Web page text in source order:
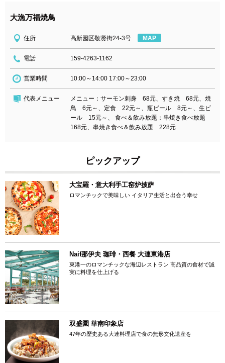
大漁万福焼鳥
住所 高新园区敬贤街24-3号 MAP
電話 159-4263-1162
営業時間 10:00～14:00 17:00～23:00
代表メニュー
メニュー：サーモン刺身 68元、すき焼 68元、焼
鳥 6元～、定食 22元～、瓶ビール 8元～、生ビ
ール 15元～、 食べ＆飲み放題：串焼き食べ放題
168元、串焼き食べ＆飲み放題 228元
ピックアップ
大宝羅・意大利手工窑炉披萨
ロマンチックで美味しい イタリア生活と出会う幸せ
Naif那伊夫 珈琲・西餐 大連東港店
東港一のロマンチックな海辺レストラン 高品質の食材で誠
実に料理を仕上げる
双盛園 華南印象店
47年の歴史ある大連料理店で食の無形文化遺産を